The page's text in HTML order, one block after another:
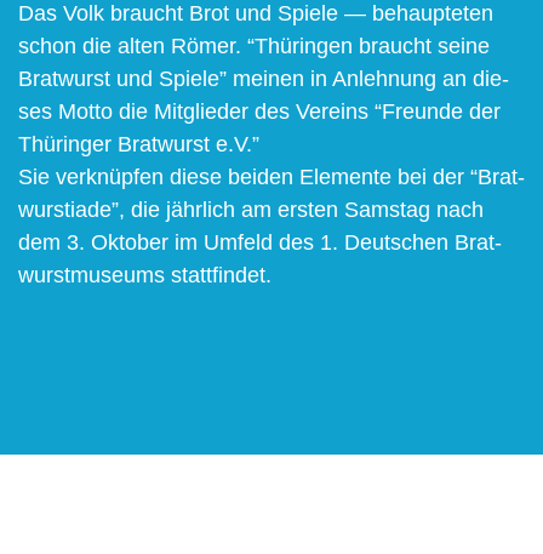
Das Volk braucht Brot und Spie­le — behaup­te­ten
schon die alten Römer. “Thü­rin­gen braucht sei­ne
Brat­wurst und Spie­le” mei­nen in Anleh­nung an die­
ses Mot­to die Mit­glie­der des Ver­eins “Freun­de der
Thü­rin­ger Brat­wurst e.V.”
Sie ver­knüp­fen die­se bei­den Ele­men­te bei der “Brat­
wurs­tia­de”, die jähr­lich am ers­ten Sams­tag nach
dem 3. Okto­ber im Umfeld des 1. Deut­schen Brat­
wurst­mu­se­ums stattfindet.